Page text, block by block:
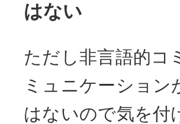
はない
ただし非言語的コ
ミュニケーショ
はないので気を付